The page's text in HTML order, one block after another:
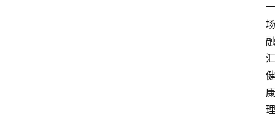
一
场
融
汇
健
康
理